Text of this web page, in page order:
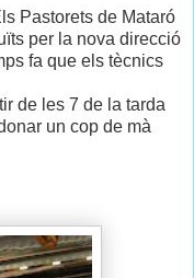
Pastorets de Mataró
per la nova direcció
fa que els tècnics
de les 7 de la tarda
un cop de mà